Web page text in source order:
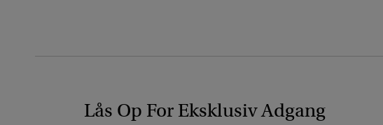
Lås Op For Eksklusiv Adgang